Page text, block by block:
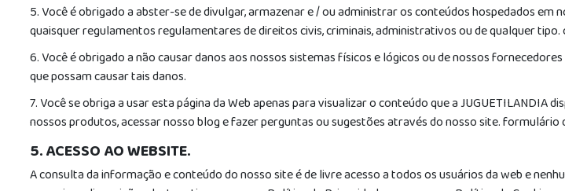
5. Você é obrigado a abster-se de divulgar, armazenar e / ou administrar os conteúdos hospedados
quaisquer regulamentos regulamentares de direitos civis, criminais, administrativos ou de qualquer
6. Você é obrigado a não causar danos aos nossos sistemas físicos e lógicos ou de nossos
que possam causar tais danos.
7. Você se obriga a usar esta página da Web apenas para visualizar o conteúdo que a
nossos produtos, acessar nosso blog e fazer perguntas ou sugestões através do nosso site.
5. ACESSO AO WEBSITE.
A consulta da informação e conteúdo do nosso site é de livre acesso a todos os usuários da web e